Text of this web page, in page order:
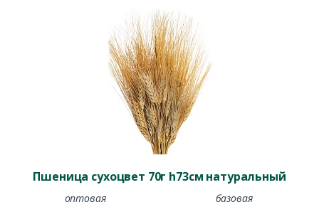
Пшеница сухоцвет 70г h73см натуральный
оптовая базовая